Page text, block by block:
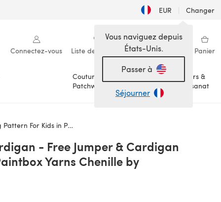
EUR | Changer
Connectez-vous Liste de souhaits Ma bibliothèque Panier
Couture &
Patchwork
Loisirs &
Artisanat
Vous naviguez depuis
États-Unis.
Passer à
Séjourner
Chenille by Paintbox Yarns
- Free Jumper & Cardigan
Yarns Chenille by